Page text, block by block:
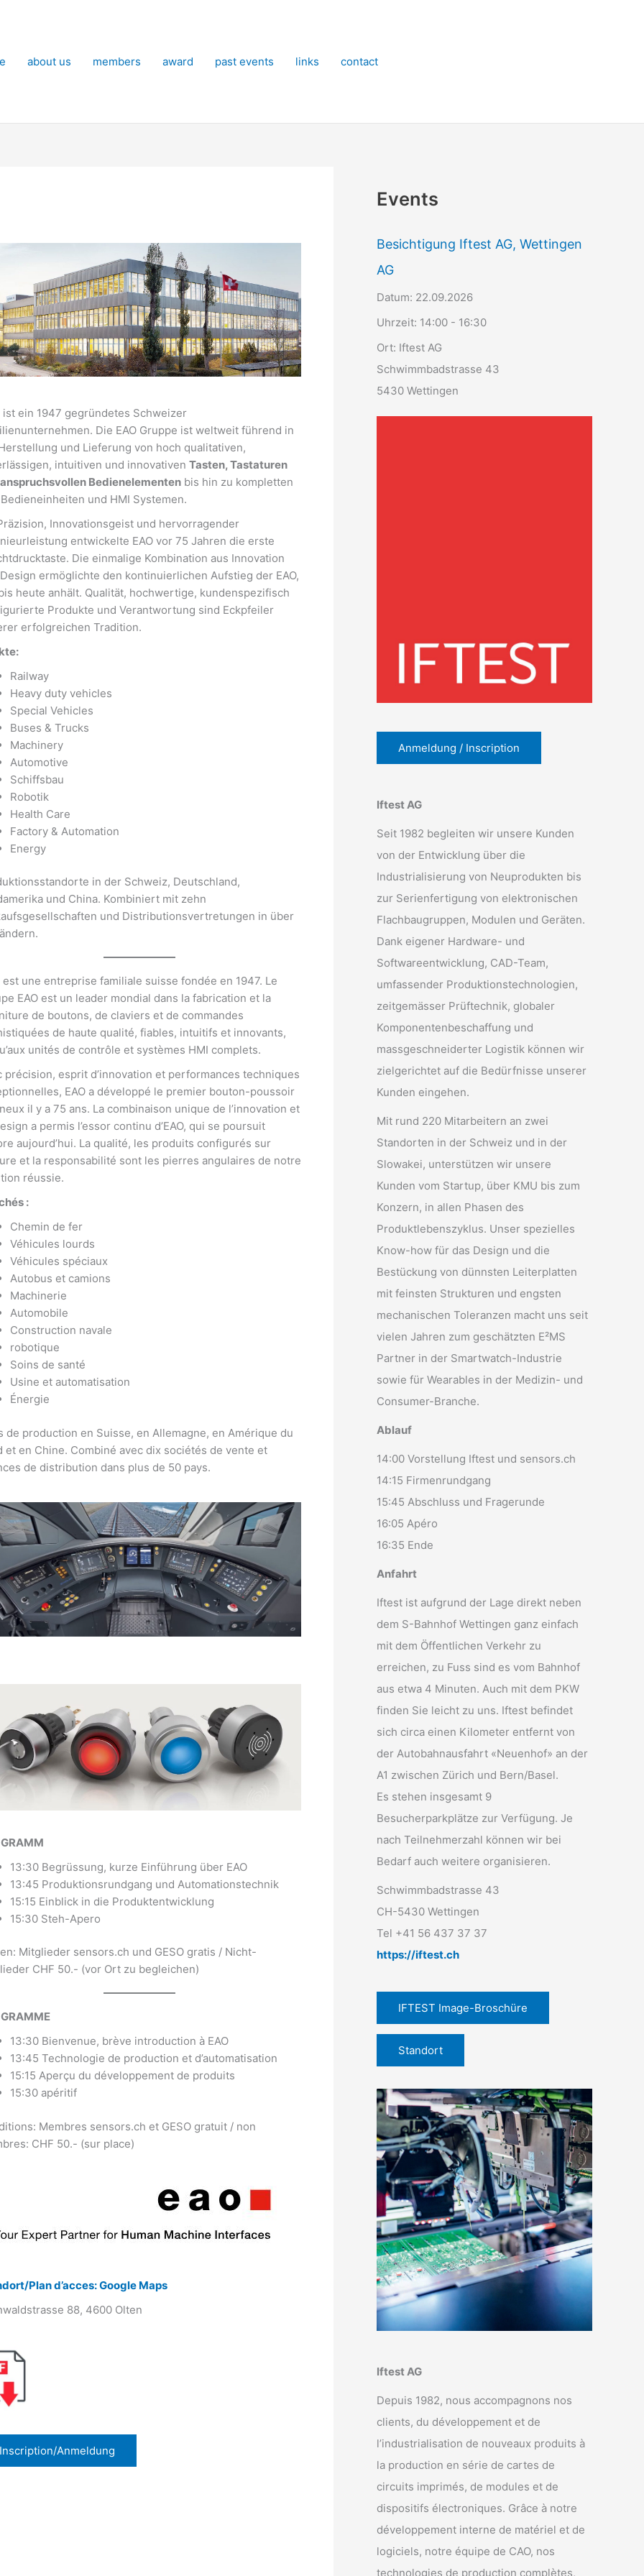
about us members award past events links contact
ist ein 1947 gegründetes Schweizer
Die EAO Gruppe ist weltweit führend in
und Lieferung von hoch qualitativen,
intuitiven und innovativen Tasten, Tastaturen
Bedienelementen bis hin zu kompletten
und HMI Systemen.
Innovationsgeist und hervorragender
entwickelte EAO vor 75 Jahren die erste
Die einmalige Kombination aus Innovation
ermöglichte den kontinuierlichen Aufstieg der EAO,
heute anhält. Qualität, hochwertige, kundenspezifisch
Produkte und Verantwortung sind Eckpfeiler
erfolgreichen Tradition.
Railway
Heavy duty vehicles
Special Vehicles
Buses & Trucks
Machinery
Automotive
Schiffsbau
Robotik
Health Care
Factory & Automation
Energy
in der Schweiz, Deutschland,
und China. Kombiniert mit zehn
und Distributionsvertretungen in über
est une entreprise familiale suisse fondée en 1947. Le
EAO est un leader mondial dans la fabrication et la
de boutons, de claviers et de commandes
de haute qualité, fiables, intuitifs et innovants,
unités de contrôle et systèmes HMI complets.
précision, esprit d’innovation et performances techniques
EAO a développé le premier bouton-poussoir
il y a 75 ans. La combinaison unique de l’innovation et
a permis l’essor continu d’EAO, qui se poursuit
aujourd’hui. La qualité, les produits configurés sur
et la responsabilité sont les pierres angulaires de notre
réussie.
:
Chemin de fer
Véhicules lourds
Véhicules spéciaux
Autobus et camions
Machinerie
Automobile
Construction navale
robotique
Soins de santé
Usine et automatisation
Énergie
de production en Suisse, en Allemagne, en Amérique du
et en Chine. Combiné avec dix sociétés de vente et
de distribution dans plus de 50 pays.
13:30 Begrüssung, kurze Einführung über EAO
13:45 Produktionsrundgang und Automationstechnik
15:15 Einblick in die Produktentwicklung
15:30 Steh-Apero
Mitglieder sensors.ch und GESO gratis / Nicht-
CHF 50.- (vor Ort zu begleichen)
13:30 Bienvenue, brève introduction à EAO
13:45 Technologie de production et d’automatisation
15:15 Aperçu du développement de produits
15:30 apéritif
Membres sensors.ch et GESO gratuit / non
CHF 50.- (sur place)
Plan d’acces: Google Maps
88, 4600 Olten
Inscription/Anmeldung
Events
Besichtigung Iftest AG, Wettingen
AG
Datum: 22.09.2026
Uhrzeit: 14:00 - 16:30
Ort: Iftest AG
Schwimmbadstrasse 43
5430 Wettingen
Anmeldung / Inscription
Iftest AG
Seit 1982 begleiten wir unsere Kunden
von der Entwicklung über die
Industrialisierung von Neuprodukten bis
zur Serienfertigung von elektronischen
Flachbaugruppen, Modulen und Geräten.
Dank eigener Hardware- und
Softwareentwicklung, CAD-Team,
umfassender Produktionstechnologien,
zeitgemässer Prüftechnik, globaler
Komponentenbeschaffung und
massgeschneiderter Logistik können wir
zielgerichtet auf die Bedürfnisse unserer
Kunden eingehen.
Mit rund 220 Mitarbeitern an zwei
Standorten in der Schweiz und in der
Slowakei, unterstützen wir unsere
Kunden vom Startup, über KMU bis zum
Konzern, in allen Phasen des
Produktlebenszyklus. Unser spezielles
Know-how für das Design und die
Bestückung von dünnsten Leiterplatten
mit feinsten Strukturen und engsten
mechanischen Toleranzen macht uns seit
vielen Jahren zum geschätzten E²MS
Partner in der Smartwatch-Industrie
sowie für Wearables in der Medizin- und
Consumer-Branche.
Ablauf
14:00 Vorstellung Iftest und sensors.ch
14:15 Firmenrundgang
15:45 Abschluss und Fragerunde
16:05 Apéro
16:35 Ende
Anfahrt
Iftest ist aufgrund der Lage direkt neben
dem S-Bahnhof Wettingen ganz einfach
mit dem Öffentlichen Verkehr zu
erreichen, zu Fuss sind es vom Bahnhof
aus etwa 4 Minuten. Auch mit dem PKW
finden Sie leicht zu uns. Iftest befindet
sich circa einen Kilometer entfernt von
der Autobahnausfahrt «Neuenhof» an der
A1 zwischen Zürich und Bern/Basel.
Es stehen insgesamt 9
Besucherparkplätze zur Verfügung. Je
nach Teilnehmerzahl können wir bei
Bedarf auch weitere organisieren.
Schwimmbadstrasse 43
CH-5430 Wettingen
Tel +41 56 437 37 37
https://iftest.ch
IFTEST Image-Broschüre
Standort
Iftest AG
Depuis 1982, nous accompagnons nos
clients, du développement et de
l’industrialisation de nouveaux produits à
la production en série de cartes de
circuits imprimés, de modules et de
dispositifs électroniques. Grâce à notre
développement interne de matériel et de
logiciels, notre équipe de CAO, nos
technologies de production complètes,